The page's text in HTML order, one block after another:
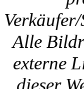
Alle
externe
dieser